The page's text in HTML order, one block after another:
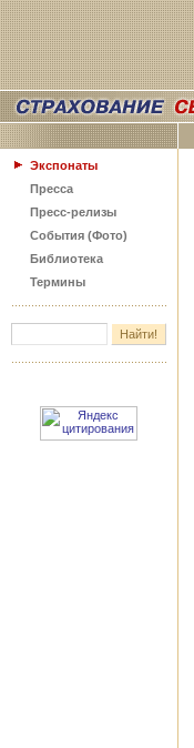
Экспонаты
Пресса
Пресс-релизы
События (Фото)
Библиотека
Термины